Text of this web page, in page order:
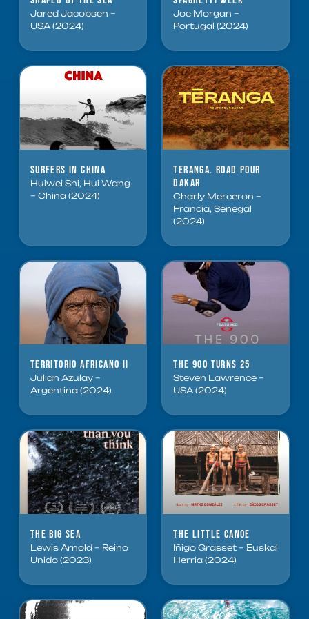
Jared Jacobsen –
USA (2024)
Joe Morgan –
Portugal (2024)
Surfers in China
Huiwei Shi, Hui Wang
– China (2024)
Teranga. Road pour
Dakar
Charly Merceron –
Francia, Senegal
(2024)
Territorio Africano II
Julian Azulay –
Argentina (2024)
The 900 Turns 25
Steven Lawrence –
USA (2024)
The Big Sea
Lewis Arnold – Reino
Unido (2023)
The Little Canoe
Iñigo Grasset – Euskal
Herria (2024)